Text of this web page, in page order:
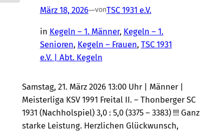
März 18, 2026—vonTSC 1931 e.V.
in Kegeln – 1. Männer, Kegeln – 1.
Senioren, Kegeln – Frauen, TSC 1931
e.V. | Abt. Kegeln
Samstag, 21. März 2026 13:00 Uhr | Männer |
Meisterliga KSV 1991 Freital II. – Thonberger SC
1931 (Nachholspiel) 3,0 : 5,0 (3375 – 3383) !!! Ganz
starke Leistung. Herzlichen Glückwunsch,